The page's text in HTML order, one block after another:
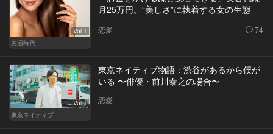
Vol.1
美活時代
月25万円。“美しさ”に執着する女の生態
恋愛 74
Vol.1
東京ネイティブ
東京ネイティブ物語：渋谷があるから僕が
いる 〜俳優・前川泰之の場合〜
恋愛